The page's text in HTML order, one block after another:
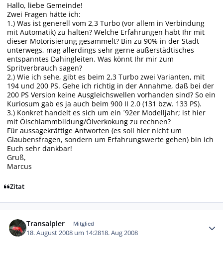
Hallo, liebe Gemeinde!
Zwei Fragen hätte ich:
1.) Was ist generell vom 2,3 Turbo (vor allem in Verbindung
mit Automatik) zu halten? Welche Erfahrungen habt Ihr mit
dieser Motorisierung gesammelt? Bin zu 90% in der Stadt
unterwegs, mag allerdings sehr gerne außerstädtisches
entspanntes Dahingleiten. Was könnt Ihr mir zum
Spritverbrauch sagen?
2.) Wie ich sehe, gibt es beim 2,3 Turbo zwei Varianten, mit
194 und 200 PS. Gehe ich richtig in der Annahme, daß bei der
200 PS Version keine Ausgleichswellen vorhanden sind? So ein
Kuriosum gab es ja auch beim 900 II 2.0 (131 bzw. 133 PS).
3.) Konkret handelt es sich um ein ´92er Modelljahr; ist hier
mit Ölschlammbildung/Ölverkokung zu rechnen?
Für aussagekräftige Antworten (es soll hier nicht um
Glaubensfragen, sondern um Erfahrungswerte gehen) bin ich
Euch sehr dankbar!
Gruß,
Marcus
Zitat
Transalpler Mitglied
18. August 2008 um 14:2818. Aug 2008